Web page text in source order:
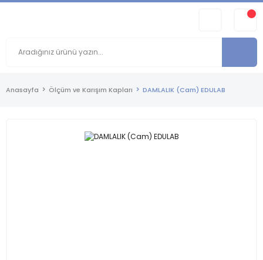
Anasayfa Ölçüm ve Karışım Kapları DAMLALIK (Cam) EDULAB